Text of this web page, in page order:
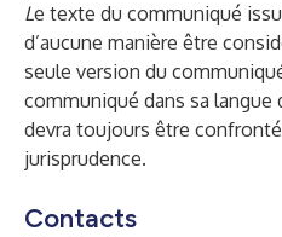
Le texte du communiqué
d’aucune manière être
seule version du
communiqué dans sa langue
devra toujours être
jurisprudence.
Contacts